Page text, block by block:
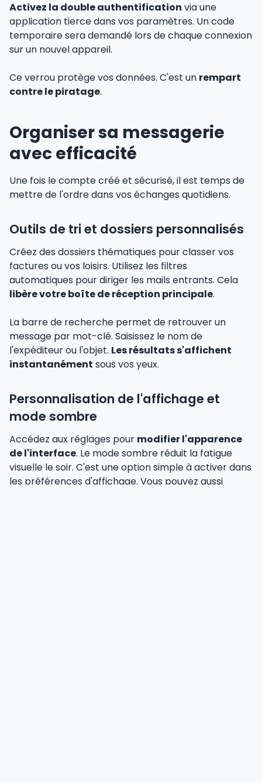
Activez la double authentification via une
application tierce dans vos paramètres. Un code
temporaire sera demandé lors de chaque connexion
sur un nouvel appareil.
Ce verrou protège vos données. C'est un rempart
contre le piratage.
Organiser sa messagerie
avec efficacité
Une fois le compte créé et sécurisé, il est temps de
mettre de l'ordre dans vos échanges quotidiens.
Outils de tri et dossiers personnalisés
Créez des dossiers thématiques pour classer vos
factures ou vos loisirs. Utilisez les filtres
automatiques pour diriger les mails entrants. Cela
libère votre boîte de réception principale.
La barre de recherche permet de retrouver un
message par mot-clé. Saisissez le nom de
l'expéditeur ou l'objet. Les résultats s'affichent
instantanément sous vos yeux.
Personnalisation de l'affichage et
mode sombre
Accédez aux réglages pour modifier l'apparence
de l'interface. Le mode sombre réduit la fatigue
visuelle le soir. C'est une option simple à activer dans
les préférences d'affichage. Vous pouvez aussi